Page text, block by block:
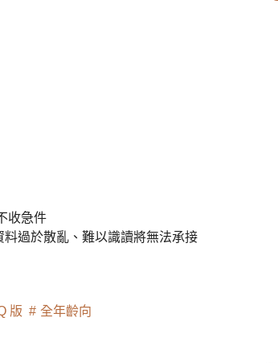
收急件
過於散亂、難以識讀將無法承接
版
全年齡向